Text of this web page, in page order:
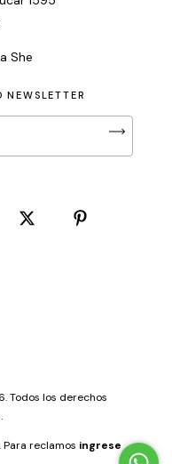
She
NEWSLETTER
Todos los derechos
Para reclamos ingrese